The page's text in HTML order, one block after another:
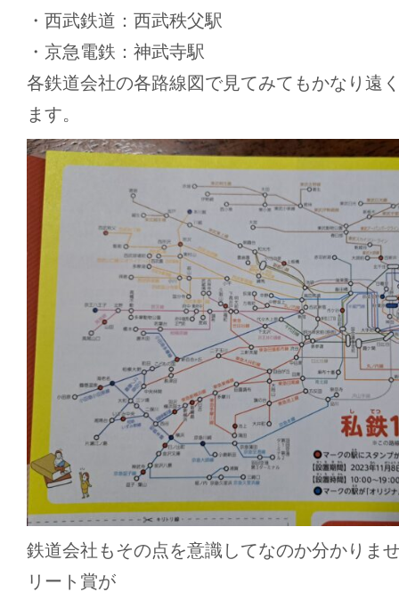
・西武鉄道：西武秩父駅
・京急電鉄：神武寺駅
各鉄道会社の各路線図で見てみてもかなり遠
ます。
鉄道会社もその点を意識してなのか分かりま
リート賞が